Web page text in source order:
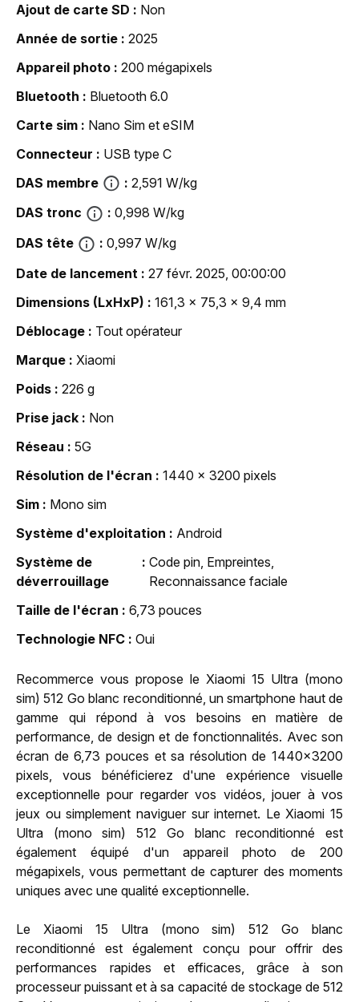
Ajout de carte SD
Non
Année de sortie
2025
Appareil photo
200 mégapixels
Bluetooth
Bluetooth 6.0
Carte sim
Nano Sim et eSIM
Connecteur
USB type C
DAS membre
2,591 W/kg
DAS tronc
0,998 W/kg
DAS tête
0,997 W/kg
Date de lancement
27 févr. 2025, 00:00:00
Dimensions (LxHxP)
161,3 x 75,3 x 9,4 mm
Déblocage
Tout opérateur
Marque
Xiaomi
Poids
226 g
Prise jack
Non
Réseau
5G
Résolution de l'écran
1440 x 3200 pixels
Sim
Mono sim
Système d'exploitation
Android
Système de
déverrouillage
Code pin, Empreintes,
Reconnaissance faciale
Taille de l'écran
6,73 pouces
Technologie NFC
Oui
Recommerce vous propose le Xiaomi 15 Ultra (mono
sim) 512 Go blanc reconditionné, un smartphone haut de
gamme qui répond à vos besoins en matière de
performance, de design et de fonctionnalités. Avec son
écran de 6,73 pouces et sa résolution de 1440x3200
pixels, vous bénéficierez d'une expérience visuelle
exceptionnelle pour regarder vos vidéos, jouer à vos
jeux ou simplement naviguer sur internet. Le Xiaomi 15
Ultra (mono sim) 512 Go blanc reconditionné est
également équipé d'un appareil photo de 200
mégapixels, vous permettant de capturer des moments
uniques avec une qualité exceptionnelle.
Le Xiaomi 15 Ultra (mono sim) 512 Go blanc
reconditionné est également conçu pour offrir des
performances rapides et efficaces, grâce à son
processeur puissant et à sa capacité de stockage de 512